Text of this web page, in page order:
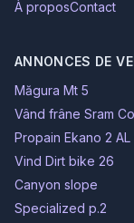
À proposContact
ANNONCES DE
Măgura Mt 5
Vând frâne Sram
Propain Ekano 2 AL
Vind Dirt bike 26
Canyon slope
Specialized p.2